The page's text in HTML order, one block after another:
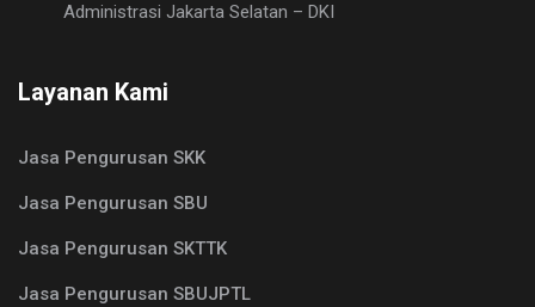
Administrasi Jakarta Selatan – DKI
Layanan Kami
Jasa Pengurusan SKK
Jasa Pengurusan SBU
Jasa Pengurusan SKTTK
Jasa Pengurusan SBUJPTL